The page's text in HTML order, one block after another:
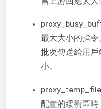
最大大小的指
批次傳送給用
小。
配置的緩衝區